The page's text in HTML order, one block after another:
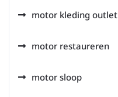
motor kleding outlet
motor restaureren
motor sloop